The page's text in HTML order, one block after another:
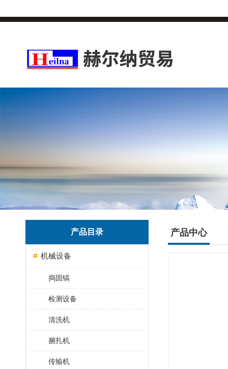
产品目录
机械设备
捣固镐
检测设备
清洗机
捆扎机
传输机
产品中心